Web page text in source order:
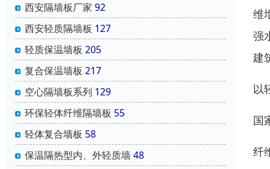
西安隔墙板厂家 92
西安轻质隔墙板 127
轻质保温墙板 205
复合保温墙板 217
空心隔墙板系列 129
环保轻体纤维隔墙板 55
轻体复合墙板 58
保温隔热型内、外轻质墙48
维
强
建
以
国
纤